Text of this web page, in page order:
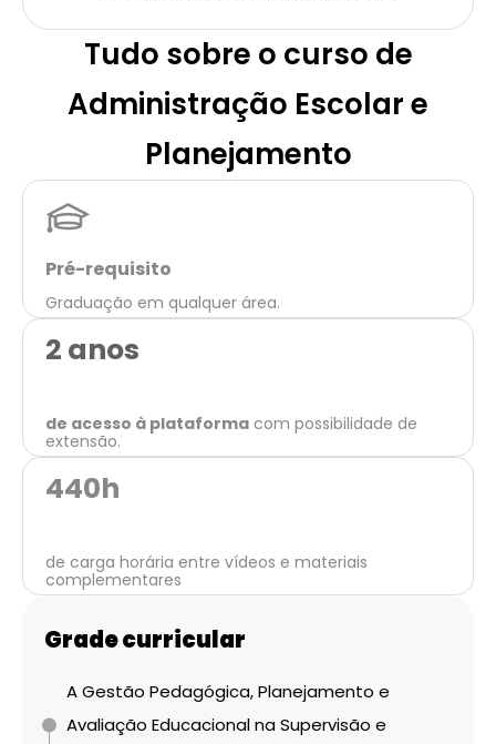
Tudo sobre o curso de
Administração Escolar e
Planejamento
Pré-requisito
Graduação em qualquer área.
2 anos
de acesso à plataforma com possibilidade de
extensão.
440h
de carga horária entre vídeos e materiais
complementares
Grade curricular
A Gestão Pedagógica, Planejamento e
Avaliação Educacional na Supervisão e